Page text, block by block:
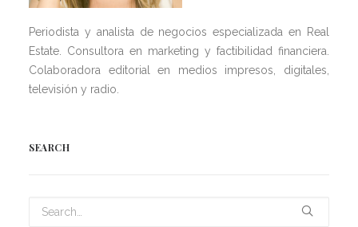
Periodista y analista de negocios especializada en Real
Estate. Consultora en marketing y factibilidad financiera.
Colaboradora editorial en medios impresos, digitales,
televisión y radio.
SEARCH